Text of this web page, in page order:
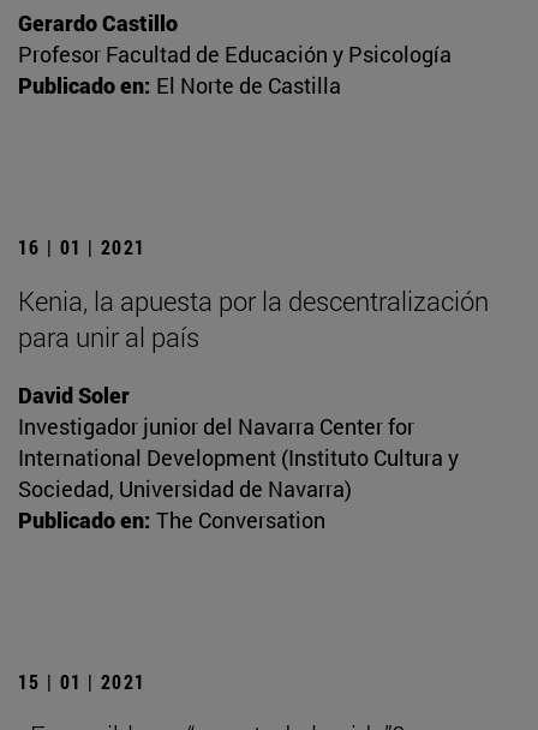
Gerardo Castillo
Profesor Facultad de Educación y Psicología
Publicado en: El Norte de Castilla
16 | 01 | 2021
Kenia, la apuesta por la descentralización
para unir al país
David Soler
Investigador junior del Navarra Center for
International Development (Instituto Cultura y
Sociedad, Universidad de Navarra)
Publicado en: The Conversation
15 | 01 | 2021